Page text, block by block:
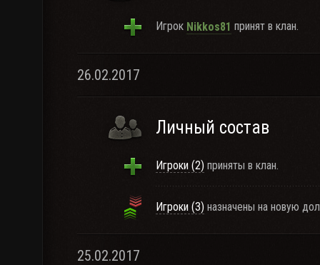
Игрок Nikkos81 принят в клан.
26.02.2017
Личный состав
Игроки (2) приняты в клан.
Игроки (3) назначены на новую
25.02.2017